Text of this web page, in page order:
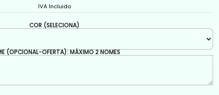
IVA Incluido
COR (SELECIONA)
(OPCIONAL-OFERTA): MÁXIMO 2 NOMES